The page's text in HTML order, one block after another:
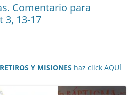
Comentario para
3, 13-17
RETIROS Y MISIONES haz click AQUÍ